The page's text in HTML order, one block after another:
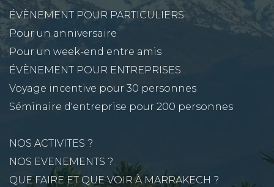
ÉVÈNEMENT POUR PARTICULIERS
Pour un anniversaire
Pour un week-end entre amis
ÉVÈNEMENT POUR ENTREPRISES
Voyage incentive pour 30 personnes
Séminaire d'entreprise pour 200 personnes
NOS ACTIVITES ?
NOS EVENEMENTS ?
QUE FAIRE ET QUE VOIR À MARRAKECH ?